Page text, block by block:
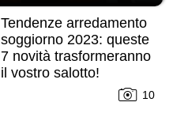
Tendenze arredamento
soggiorno 2023: queste
7 novità trasformeranno
il vostro salotto!
10